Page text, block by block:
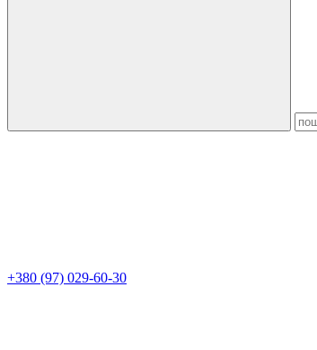
+380 (97) 029-60-30